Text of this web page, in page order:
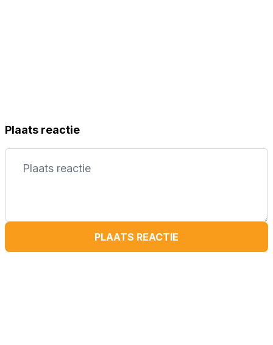
Plaats reactie
PLAATS REACTIE